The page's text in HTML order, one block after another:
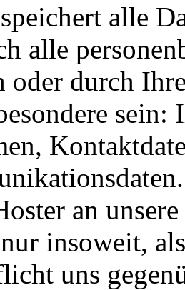
alle
alle
oder durch
sein:
an
insoweit,
uns